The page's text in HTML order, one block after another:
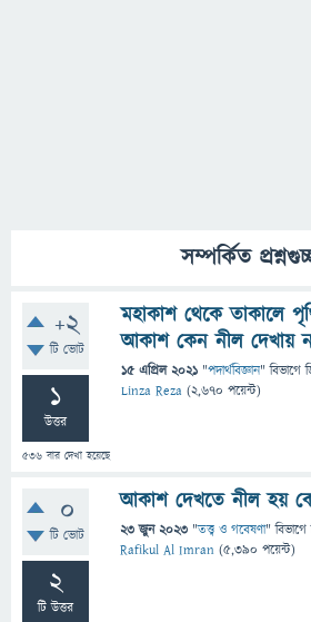
সম্পর্কিত
+2
টি ভোট
1
উত্তর
536 বার দেখা হয়েছে
মহাকাশ থেকে তাকালে
আকাশ কেন নীল দেখায়
15 এপ্রিল 2021 "পদার্থবিজ্ঞান" বিভাগে
Linza Reza (2,670 পয়েন্ট)
0
টি ভোট
2
টি উত্তর
আকাশ দেখতে নীল হয়
23 জুন 2023 "তত্ত্ব ও গবেষণা" বিভাগে
Rafikul Al Imran (5,390 পয়েন্ট)